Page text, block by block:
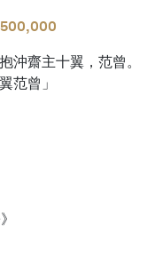
沖齋主十翼，范曾。
范曾」